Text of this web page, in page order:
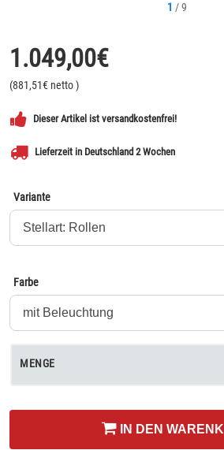
1 /9
1.049,00€
(881,51€ netto)
Dieser Artikel ist versandkostenfrei!
Lieferzeit in Deutschland 2 Wochen
Variante
Farbe
MENGE
IN DEN